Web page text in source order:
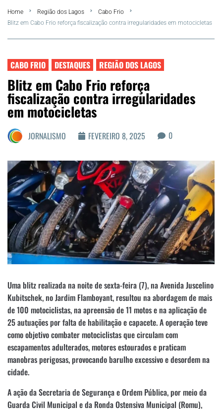
FLA Araru 2026
Região dos Lagos
Agenda Cultural
Colunistas
Home Região dos Lagos
Cabo Frio
Blitz em Cabo Frio reforça fiscalização contra irregularidades em motocicletas
CABO FRIO DESTAQUES REGIÃO DOS LAGOS
Blitz em Cabo Frio reforça
fiscalização contra irregularidades
em motocicletas
JORNALISMO FEVEREIRO 8, 2025 0
Uma blitz realizada na noite de sexta-feira (7), na Avenida Juscelino
Kubitschek, no Jardim Flamboyant, resultou na abordagem de mais
de 100 motociclistas, na apreensão de 11 motos e na aplicação de
25 autuações por falta de habilitação e capacete. A operação teve
como objetivo combater motociclistas que circulam com
escapamentos adulterados, motores estourados e praticam
manobras perigosas, provocando barulho excessivo e desordem na
cidade.
A ação da Secretaria de Segurança e Ordem Pública, por meio da
Guarda Civil Municipal e da Ronda Ostensiva Municipal (Romu),